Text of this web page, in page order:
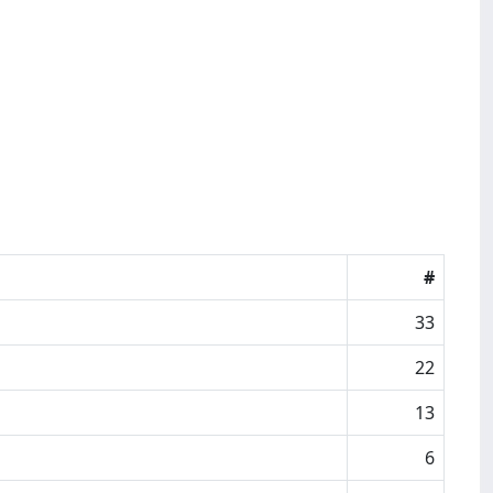
#
33
22
13
6